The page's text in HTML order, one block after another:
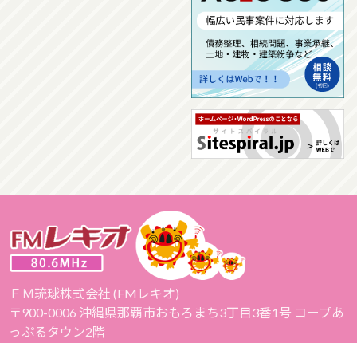
ＦＭ琉球株式会社 (FMレキオ)
〒900-0006 沖縄県那覇市おもろまち3丁目3番1号 コープあ
っぷるタウン2階